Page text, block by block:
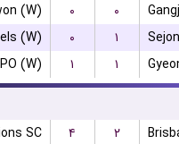
(W)
۰ ۰
(W)
۰ ۱
(W)
۱ ۱
SC
۴ ۲